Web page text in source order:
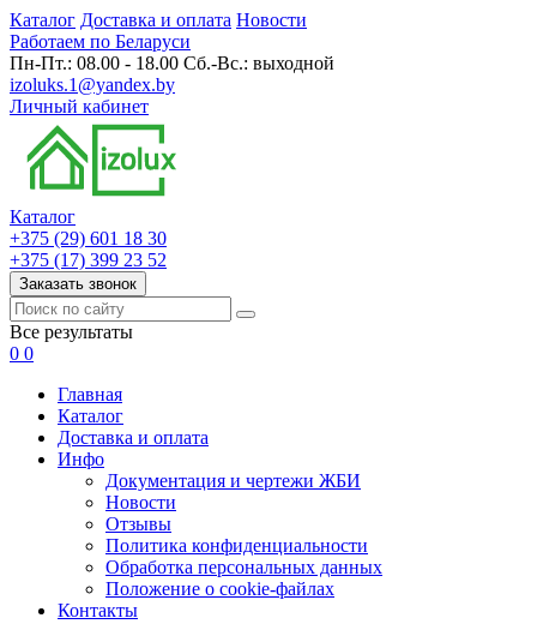
Каталог Доставка и оплата Новости
Работаем по Беларуси
Пн-Пт.: 08.00 - 18.00 Сб.-Вс.: выходной
izoluks.1@yandex.by
Личный кабинет
Каталог
+375 (29) 601 18 30
+375 (17) 399 23 52
Заказать звонок
Все результаты
0 0
Главная
Каталог
Доставка и оплата
Инфо
Документация и чертежи ЖБИ
Новости
Отзывы
Политика конфиденциальности
Обработка персональных данных
Положение о cookie-файлах
Контакты